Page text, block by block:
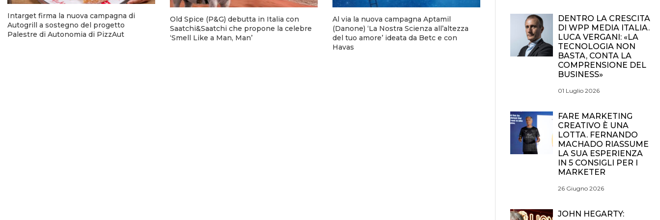
Intarget firma la nuova campagna di
Autogrill a sostegno del progetto
Palestre di Autonomia di PizzAut
Old Spice (P&G) debutta in Italia con
Saatchi&Saatchi che propone la celebre
‘Smell Like a Man, Man’
Al via la nuova campagna Aptamil
(Danone) ‘La Nostra Scienza all’altezza
del tuo amore’ ideata da Betc e con
Havas
DENTRO LA CRESCITA
DI WPP MEDIA ITALIA.
LUCA VERGANI: «LA
TECNOLOGIA NON
BASTA, CONTA LA
COMPRENSIONE DEL
BUSINESS»
01 Luglio 2026
FARE MARKETING
CREATIVO È UNA
LOTTA. FERNANDO
MACHADO RIASSUME
LA SUA ESPERIENZA
IN 5 CONSIGLI PER I
MARKETER
26 Giugno 2026
JOHN HEGARTY: